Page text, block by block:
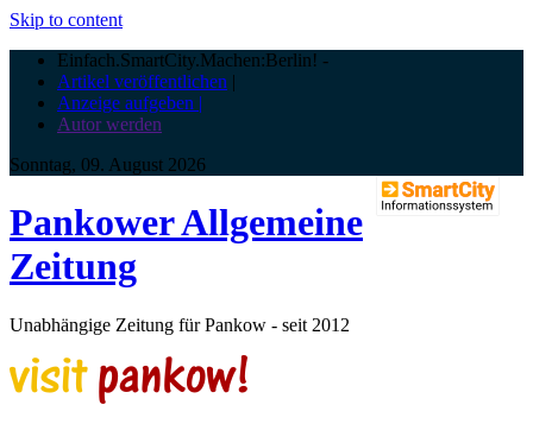
Skip to content
Einfach.SmartCity.Machen:Berlin! -
Artikel veröffentlichen |
Anzeige aufgeben |
Autor werden
Sonntag, 09. August 2026
Pankower Allgemeine
Zeitung
Unabhängige Zeitung für Pankow - seit 2012